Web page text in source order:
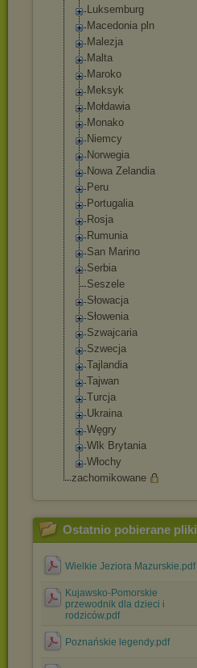
Luksemburg
Macedonia pln
Malezja
Malta
Maroko
Meksyk
Mołdawia
Monako
Niemcy
Norwegia
Nowa Zelandia
Peru
Portugalia
Rosja
Rumunia
San Marino
Serbia
Seszele
Słowacja
Słowenia
Szwajcaria
Szwecja
Tajlandia
Tajwan
Turcja
Ukraina
Węgry
Wlk Brytania
Włochy
zachomikowane
Ostatnio pobierane pliki
Wielkie Jeziora Mazurskie.pdf
Kujawsko-Pomorskie
przewodnik dla dzieci i
rodziców.pdf
Poznańskie legendy.pdf